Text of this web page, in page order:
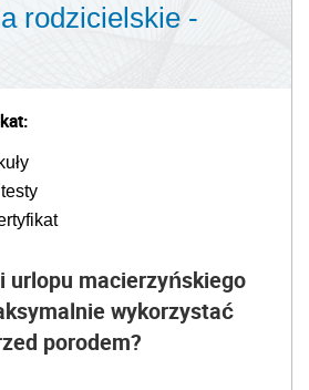
rodzicielskie -
urlopu macierzyńskiego
wykorzystać
porodem?